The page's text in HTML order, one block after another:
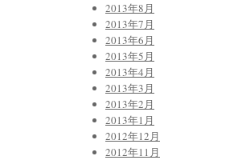
2013年8月
2013年7月
2013年6月
2013年5月
2013年4月
2013年3月
2013年2月
2013年1月
2012年12月
2012年11月